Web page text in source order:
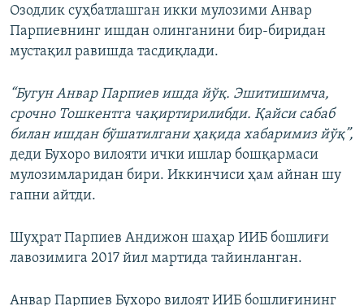
Озодлик суҳбатлашган икки мулозими Анвар
Парпиевнинг ишдан олинганини бир-биридан
мустақил равишда тасдиқлади.
“Бугун Анвар Парпиев ишда йўқ. Эшитишимча,
срочно Тошкентга чақиртирилибди. Қайси сабаб
билан ишдан бўшатилгани ҳақида хабаримиз йўқ”,
деди Бухоро вилояти ички ишлар бошқармаси
мулозимларидан бири. Иккинчиси ҳам айнан шу
гапни айтди.
Шуҳрат Парпиев Андижон шаҳар ИИБ бошлиғи
лавозимига 2017 йил мартида тайинланган.
Анвар Парпиев Бухоро вилоят ИИБ бошлиғининг